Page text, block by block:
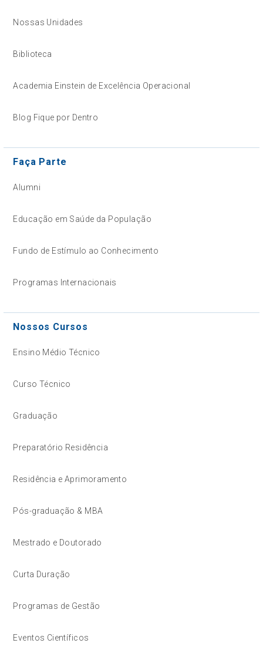
Nossas Unidades
Biblioteca
Academia Einstein de Excelência Operacional
Blog Fique por Dentro
Faça Parte
Alumni
Educação em Saúde da População
Fundo de Estímulo ao Conhecimento
Programas Internacionais
Nossos Cursos
Ensino Médio Técnico
Curso Técnico
Graduação
Preparatório Residência
Residência e Aprimoramento
Pós-graduação & MBA
Mestrado e Doutorado
Curta Duração
Programas de Gestão
Eventos Científicos